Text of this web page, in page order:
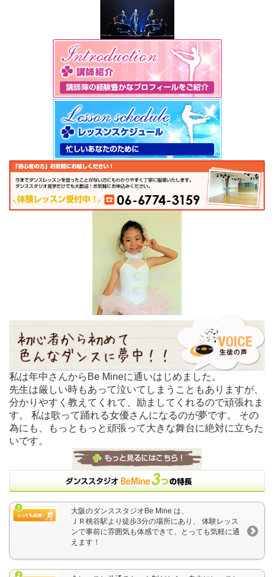
私は年中さんからBe Mineに通いはじめました。
先生は厳しい時もあって泣いてしまうこともありますが、
分かりやすく教えてくれて、励ましてくれるので頑張れま
す。 私は歌って踊れる女優さんになるのが夢です。 その
為にも、もっともっと頑張って大きな舞台に絶対に立ちた
いです。
大阪のダンススタジオBe Mine は、
ＪＲ桃谷駅より徒歩3分の場所にあり、 体験レッス
ンで事前に雰囲気も体感できて、とっても気軽に通
えます！